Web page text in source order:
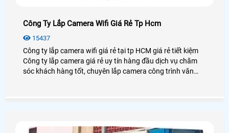
Công Ty Lắp Camera Wifi Giá Rẻ Tp Hcm
15437
Công ty lắp camera wifi giá rẻ tại tp HCM giá rẻ tiết kiệm
Công ty lắp camera giá rẻ uy tín hàng đầu dịch vụ chăm
sóc khách hàng tốt, chuyên lắp camera công trình văn